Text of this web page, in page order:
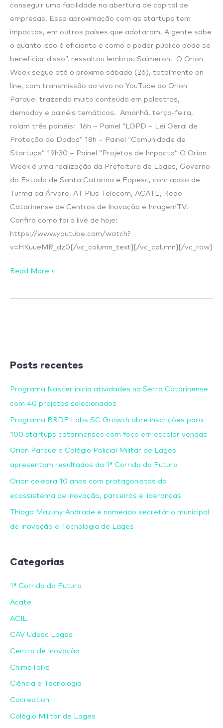
conseguir uma facilidade na abertura de capital de
empresas. Essa aproximação com as startups tem
impactos, em outros países que adotaram. A gente sabe
o quanto isso é eficiente e como o poder público pode se
beneficiar disso”, ressaltou lembrou Salmeron. O Orion
Week segue até o próximo sábado (26), totalmente on-
line, com transmissão ao vivo no YouTube do Orion
Parque, trazendo muito conteúdo em palestras,
demoday e painéis temáticos. Amanhã, terça-feira,
rolam três painéis: 16h – Painel “LGPD – Lei Geral de
Proteção de Dados” 18h – Painel “Comunidade de
Startups” 19h30 – Painel “Projetos de Impacto” O Orion
Week é uma realização da Prefeitura de Lages, Governo
do Estado de Santa Catarina e Fapesc, com apoio de
Turma da Árvore, AT Plus Telecom, ACATE, Rede
Catarinense de Centros de Inovação e ImagemTV.
Confira como foi a live de hoje:
https://www.youtube.com/watch?
v=HKuueMR_dz0[/vc_column_text][/vc_column][/vc_row]
Read More »
Posts recentes
Programa Nascer inicia atividades na Serra Catarinense
com 40 projetos selecionados
Programa BRDE Labs SC Growth abre inscrições para
100 startups catarinenses com foco em escalar vendas
Orion Parque e Colégio Policial Militar de Lages
apresentam resultados da 1ª Corrida do Futuro
Orion celebra 10 anos com protagonistas do
ecossistema de inovação, parceiros e lideranças
Thiago Mazuhy Andrade é nomeado secretário municipal
de Inovação e Tecnologia de Lages
Categorias
1ª Corrida do Futuro
Acate
ACIL
CAV Udesc Lages
Centro de Inovação
ChimaTalks
Ciência e Tecnologia
Cocreation
Colégio Militar de Lages